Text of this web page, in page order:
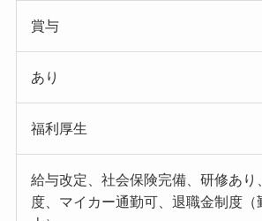
賞与
あり
福利厚生
給与改定、社会保険完備、研修あり
度、マイカー通勤可、退職金制度（